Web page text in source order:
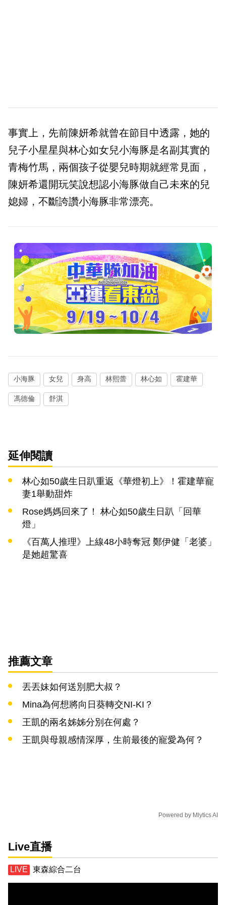
事實上，先前陳妍希就曾在節目中透露，她的
兒子小星星與林心如女兒小海豚是名副其實的
青梅竹馬，兩個孩子從嬰兒時期就經常見面，
陳妍希還開玩笑說想認小海豚做自己未來的兒
媳婦，不斷誇讚小海豚非常漂亮。
小海豚 女兒 身高 林熙蕾 林心如 霍建華
馮德倫 舒淇
延伸閱讀
林心如50歲生日趴重返《華燈初上》！霍建華寵
妻1舉動甜炸
Rose媽媽回來了！ 林心如50歲生日趴「回華
燈」
《百萬人推理》上線48小時奪冠 鄭伊健「老婆」
是她超驚喜
推薦文章
丟丟妹如何送別肥大叔？
Mina為何想將向日葵轉交NI-KI？
王凱的兩名姊姊分別在何處？
王凱與母親感情深厚，生前最後的寵愛為何？
Powered by Mlytics AI
Live直播
東森綜合二台